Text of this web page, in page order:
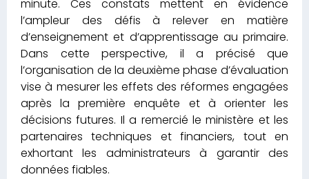
minute. Ces constats mettent en évidence
l’ampleur des défis à relever en matière
d’enseignement et d’apprentissage au primaire.
Dans cette perspective, il a précisé que
l’organisation de la deuxième phase d’évaluation
vise à mesurer les effets des réformes engagées
après la première enquête et à orienter les
décisions futures. Il a remercié le ministère et les
partenaires techniques et financiers, tout en
exhortant les administrateurs à garantir des
données fiables.